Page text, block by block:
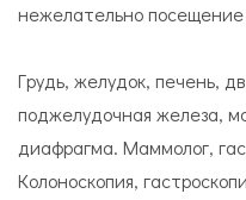
нежелательно
Грудь, желудок, печень,
поджелудочная железа,
диафрагма. Маммолог,
Колоноскопия,